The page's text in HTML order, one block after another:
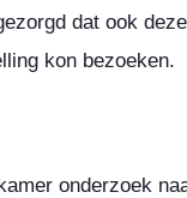
dat ook
kon bezoeken.
onderzoek